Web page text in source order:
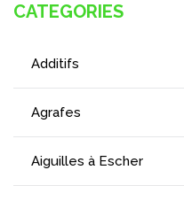
CATEGORIES
Additifs
Agrafes
Aiguilles à Escher